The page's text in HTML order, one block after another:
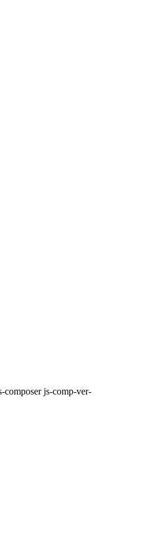
composer js-comp-ver-